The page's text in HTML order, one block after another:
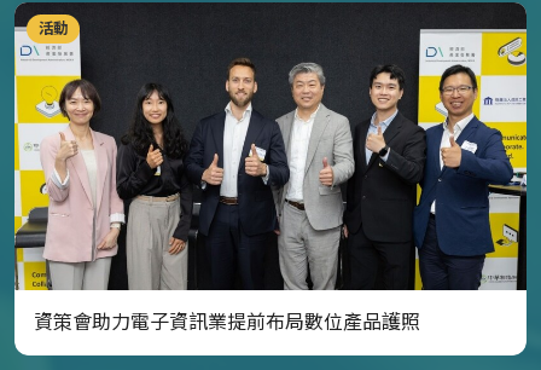
活動
資策會助力電子資訊業提前布局數位產品護照